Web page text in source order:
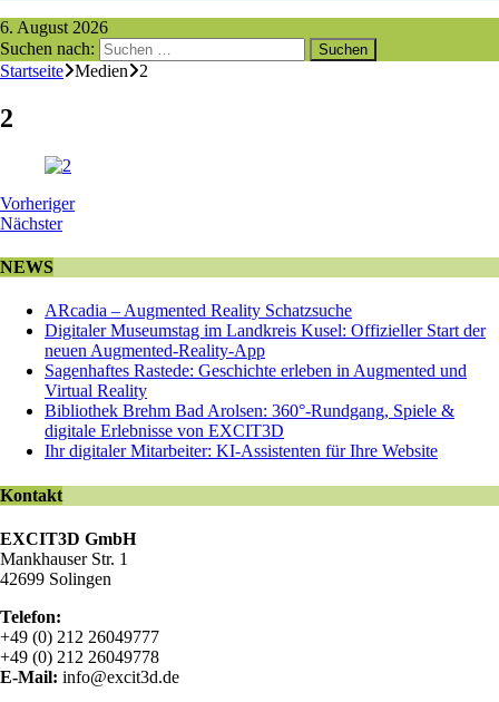
6. August 2026
Suchen nach:
Startseite Medien 2
2
Vorheriger
Nächster
NEWS
ARcadia – Augmented Reality Schatzsuche
Digitaler Museumstag im Landkreis Kusel: Offizieller Start der
neuen Augmented-Reality-App
Sagenhaftes Rastede: Geschichte erleben in Augmented und
Virtual Reality
Bibliothek Brehm Bad Arolsen: 360°-Rundgang, Spiele &
digitale Erlebnisse von EXCIT3D
Ihr digitaler Mitarbeiter: KI-Assistenten für Ihre Website
Kontakt
EXCIT3D GmbH
Mankhauser Str. 1
42699 Solingen
Telefon:
+49 (0) 212 26049777
+49 (0) 212 26049778
E-Mail: info@excit3d.de